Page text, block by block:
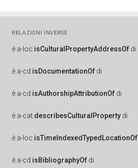
RELAZIONI INVERSE
è a-loc:isCulturalPropertyAddressOf di
è a-cd:isDocumentationOf di
è a-cd:isAuthorshipAttributionOf di
è a-cat:describesCulturalProperty di
è a-loc:isTimeIndexedTypedLocationOf
è a-cd:isBibliographyOf di